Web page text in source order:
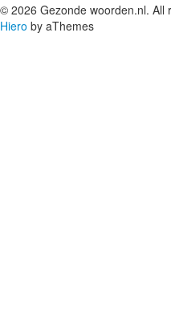
© 2026 Gezonde woorden.nl. All
Hiero by aThemes